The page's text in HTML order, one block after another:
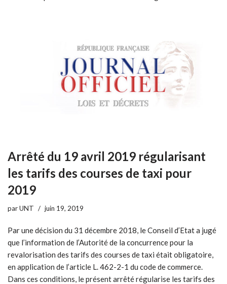
Arrêté du 19 avril 2019 régularisant
les tarifs des courses de taxi pour
2019
parUNT juin 19, 2019
Par une décision du 31 décembre 2018, le Conseil d’Etat a jugé
que l’information de l’Autorité de la concurrence pour la
revalorisation des tarifs des courses de taxi était obligatoire,
en application de l’article L. 462-2-1 du code de commerce.
Dans ces conditions, le présent arrêté régularise les tarifs des